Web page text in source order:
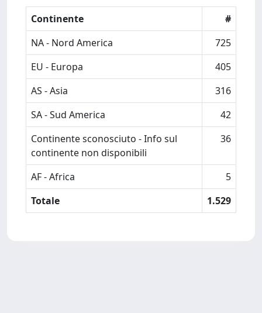
Continente
#
NA - Nord America
725
EU - Europa
405
AS - Asia
316
SA - Sud America
42
Continente sconosciuto - Info sul
continente non disponibili
36
AF - Africa
5
Totale
1.529